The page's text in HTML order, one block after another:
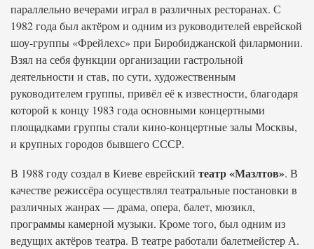
параллельно вечерами играл в различных ресторанах. С
1982 года был актёром и одним из руководителей еврейской
шоу-группы «Фрейлехс» при Биробиджанской филармонии.
Взял на себя функции организации гастрольной
деятельности и став, по сути, художественным
руководителем группы, привёл её к известности, благодаря
которой к концу 1983 года основными концертными
площадками группы стали кино-концертные залы Москвы,
и крупных городов бывшего СССР.
В 1988 году создал в Киеве еврейский театр «Мазлтов». В
качестве режиссёра осуществлял театральные постановки в
различных жанрах — драма, опера, балет, мюзикл,
программы камерной музыки. Кроме того, был одним из
ведущих актёров театра. В театре работали балетмейстер А.